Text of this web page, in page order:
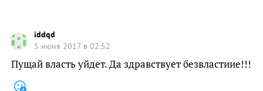
iddqd
5 июня 2017 в 02:52
Пущай власть уйдет. Да здравствует безвластиие!!!